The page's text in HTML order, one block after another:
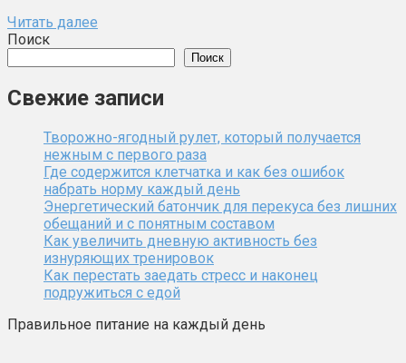
Читать далее
Поиск
Поиск
Свежие записи
Творожно-ягодный рулет, который получается
нежным с первого раза
Где содержится клетчатка и как без ошибок
набрать норму каждый день
Энергетический батончик для перекуса без лишних
обещаний и с понятным составом
Как увеличить дневную активность без
изнуряющих тренировок
Как перестать заедать стресс и наконец
подружиться с едой
Правильное питание на каждый день